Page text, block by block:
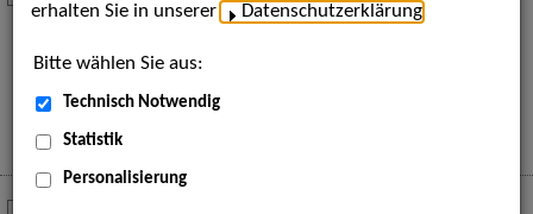
Familien. Die Stuttgart Street Art verwandelt den
eine große Open-Air-Bühne voller Akrobatik, Tanz,
Musik und beeindruckender Live-Performances.
Mehr
erhalten Sie in unserer
Datenschutzerklärung
Bitte wählen Sie aus:
Technisch Notwendig
Statistik
Personalisierung